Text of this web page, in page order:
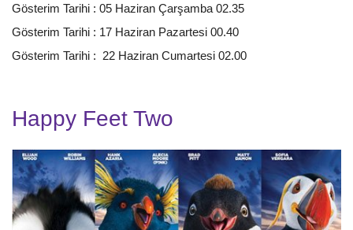
Gösterim Tarihi : 05 Haziran Çarşamba 02.35
Gösterim Tarihi : 17 Haziran Pazartesi 00.40
Gösterim Tarihi : 22 Haziran Cumartesi 02.00
Happy Feet Two